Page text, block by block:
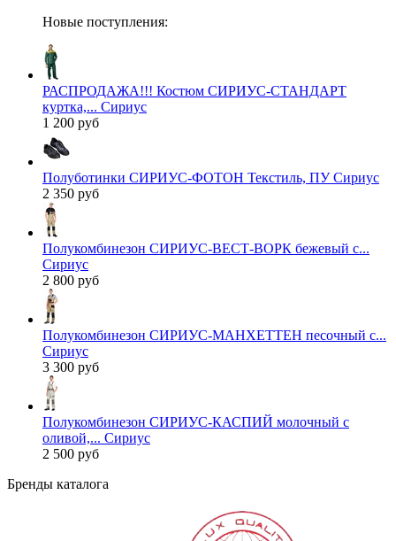
Новые поступления:
РАСПРОДАЖА!!! Костюм СИРИУС-СТАНДАРТ
куртка,... Сириус
1 200 руб
Полуботинки СИРИУС-ФОТОН Текстиль, ПУ Сириус
2 350 руб
Полукомбинезон СИРИУС-ВЕСТ-ВОРК бежевый с...
Сириус
2 800 руб
Полукомбинезон СИРИУС-МАНХЕТТЕН песочный с...
Сириус
3 300 руб
Полукомбинезон СИРИУС-КАСПИЙ молочный с
оливой,... Сириус
2 500 руб
Бренды каталога